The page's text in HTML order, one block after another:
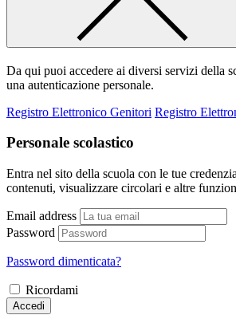
Da qui puoi accedere ai diversi servizi della
una autenticazione personale.
Registro Elettronico Genitori Registro
Personale scolastico
Entra nel sito della scuola con le tue
contenuti, visualizzare circolari e altre
Email address
Password
Password dimenticata?
Ricordami
Accedi